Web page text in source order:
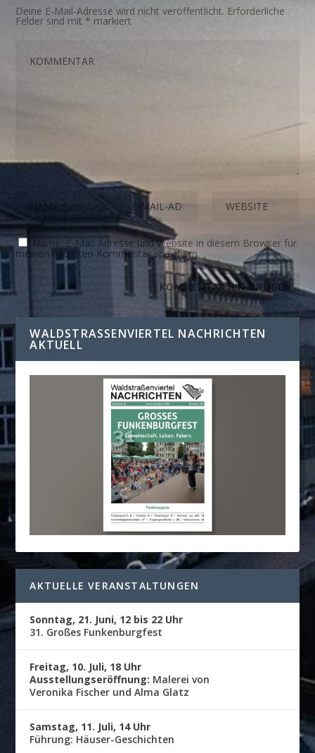
Deine E-Mail-Adresse wird nicht veröffentlicht. Erforderliche
Felder sind mit* markiert
Name, E-Mail-Adresse und Website in diesem Browser für
meinen nächsten Kommentar speichern.
WALDSTRASSENVIERTEL NACHRICHTEN A
KTUELL
AKTUELLE VERANSTALTUNGEN
Sonntag, 21. Juni, 12 bis 22 Uhr
31. Großes Funkenburgfest
Freitag, 10. Juli, 18 Uhr
Ausstellungseröffnung: Malerei von
Veronika Fischer und Alma Glatz
Samstag, 11. Juli, 14 Uhr
Führung: Häuser-Geschichten